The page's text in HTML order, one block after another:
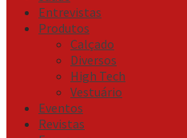
Entrevistas
Produtos
Calçado
Diversos
High Tech
Vestuário
Eventos
Revistas